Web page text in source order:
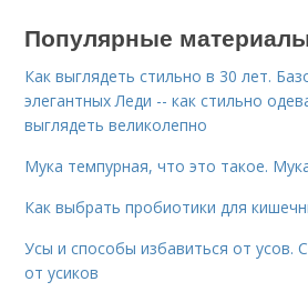
Популярные
Как выглядеть стильно в 30 лет.
элегантных Леди -- как стильно
выглядеть великолепно
Мука темпурная, что это такое.
Как выбрать пробиотики для
Усы и способы избавиться от усов.
от усиков